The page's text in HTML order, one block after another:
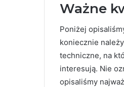
Ważne
Poniżej
koniecznie
techniczne, na
interesują. Nie
opisaliśmy